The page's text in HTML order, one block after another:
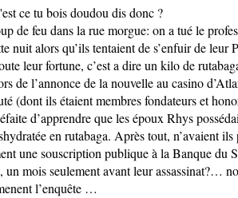
de feu dans la rue morgue: on a tué le
nuit alors qu’ils tentaient de s’enfuir de leur
leur fortune, c’est a dire un kilo de
de l’annonce de la nouvelle au casino
(dont ils étaient membres fondateurs et
d’apprendre que les époux Rhys
en rutabaga. Après tout, n’avaient ils
une souscription publique à la Banque du
un mois seulement avant leur assassinat?…
l’enquête …